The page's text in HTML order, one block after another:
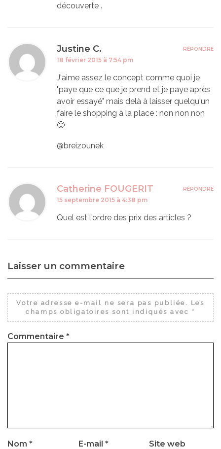
découverte .
Justine C.
18 février 2015 à 7:54 pm
J'aime assez le concept comme quoi je
"paye que ce que je prend et je paye après
avoir essayé" mais delà à laisser quelqu'un
faire le shopping à la place : non non non
🙂
@breizounek
RÉPONDRE
Catherine FOUGERIT
15 septembre 2015 à 4:38 pm
Quel est l'ordre des prix des articles ?
RÉPONDRE
Laisser un commentaire
Votre adresse e-mail ne sera pas publiée.
Les
champs obligatoires sont indiqués avec *
Commentaire *
Nom * E-mail * Site web